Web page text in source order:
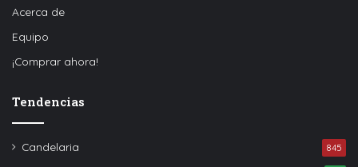
Acerca de
Equipo
¡Comprar ahora!
Tendencias
Candelaria 845